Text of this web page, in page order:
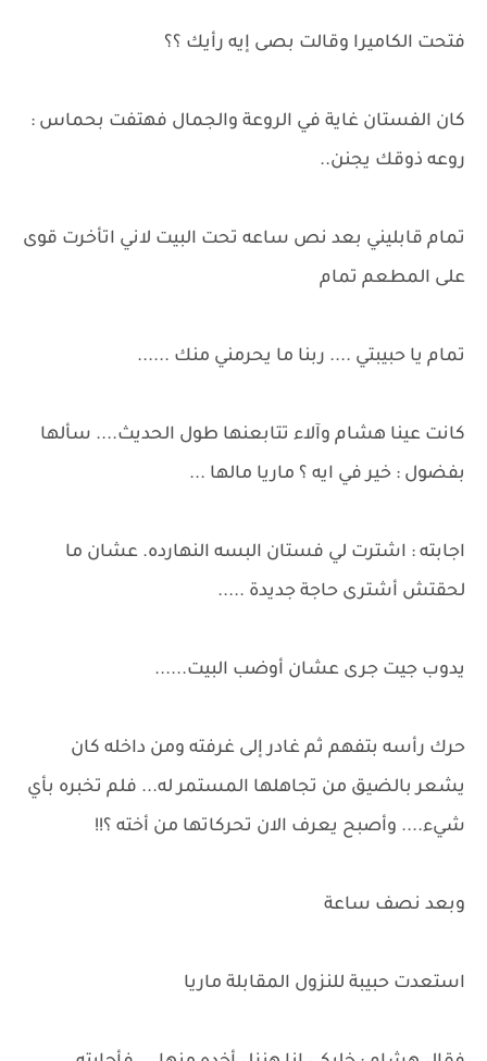
فتحت الكاميرا وقالت بصى إيه رأيك ؟؟
كان الفستان غاية في الروعة والجمال فهتفت بحماس :
روعه ذوقك يجنن..
تمام قابليني بعد نص ساعه تحت البيت لاني اتأخرت قوى
على المطعم تمام
تمام يا حبيبتي .... ربنا ما يحرمني منك ......
كانت عينا هشام وآلاء تتابعنها طول الحديث.... سألها
بفضول : خير في ايه ؟ ماريا مالها ...
اجابته : اشترت لي فستان البسه النهارده. عشان ما
لحقتش أشترى حاجة جديدة .....
يدوب جيت جرى عشان أوضب البيت......
حرك رأسه بتفهم ثم غادر إلى غرفته ومن داخله كان
يشعر بالضيق من تجاهلها المستمر له... فلم تخبره بأي
شيء.... وأصبح يعرف الان تحركاتها من أخته ؟!!
وبعد نصف ساعة
استعدت حبيبة للنزول المقابلة ماريا